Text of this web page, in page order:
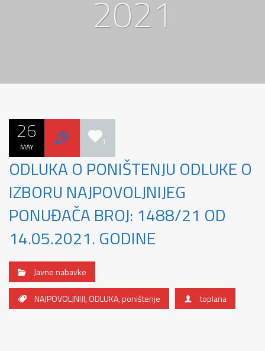
2021
26
MAY 1
ODLUKA O PONIŠTENJU ODLUKE O
IZBORU NAJPOVOLJNIJEG
PONUĐAČA BROJ: 1488/21 OD
14.05.2021. GODINE
Javne nabavke
NAJPOVOLJNIJI,ODLUKA,poništenje toplana